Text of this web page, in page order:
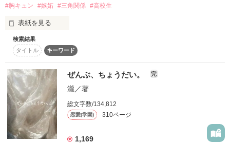
あらすじ
ジャンル
感想
ステータス 全て
作品の長さ 長編 中編
#胸キュン
#嫉妬 #三角関係 #高校生
表紙を見る
*毎日更新*
現在のストーリーは後半戦に突入しています
一気読み歓迎♡今からでも追いつけます！
(！)Attention
この物語は、【フィクション】です。
*
高校生の男女8人が、
検索結果
タイトル
キーワード
ぜんぶ、ちょうだい。 完
瀧 ／著
総文字数/134,812
恋愛(学園) 310ページ
1,169